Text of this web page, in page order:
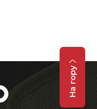
На гору